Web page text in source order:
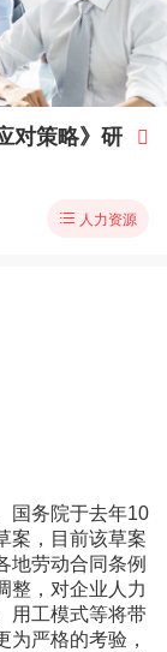
对策略》研

 人力资源
国务院于去年10
案，目前该草案
地劳动合同条例
整，对企业人力
用工模式等将带
严格的考验，